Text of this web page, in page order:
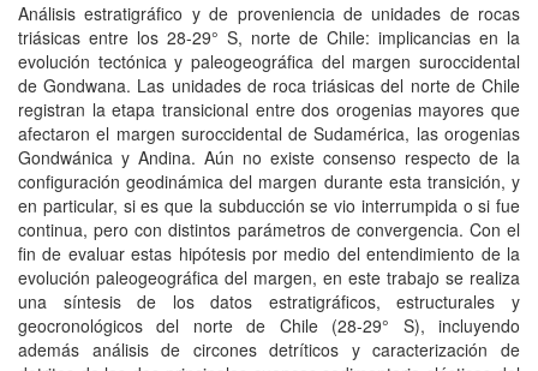
Análisis estratigráfico y de proveniencia de unidades de rocas
triásicas entre los 28-29° S, norte de Chile: implicancias en la
evolución tectónica y paleogeográfica del margen suroccidental
de Gondwana. Las unidades de roca triásicas del norte de Chile
registran la etapa transicional entre dos orogenias mayores que
afectaron el margen suroccidental de Sudamérica, las orogenias
Gondwánica y Andina. Aún no existe consenso respecto de la
configuración geodinámica del margen durante esta transición, y
en particular, si es que la subducción se vio interrumpida o si fue
continua, pero con distintos parámetros de convergencia. Con el
fin de evaluar estas hipótesis por medio del entendimiento de la
evolución paleogeográfica del margen, en este trabajo se realiza
una síntesis de los datos estratigráficos, estructurales y
geocronológicos del norte de Chile (28-29° S), incluyendo
además análisis de circones detríticos y caracterización de